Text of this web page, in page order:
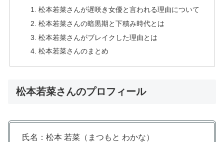
松本若菜さんが遅咲き女優と言われる理由について
松本若菜さんの暗黒期と下積み時代とは
松本若菜さんがブレイクした理由とは
松本若菜さんのまとめ
松本若菜さんのプロフィール
氏名：松本 若菜（まつもと わかな）